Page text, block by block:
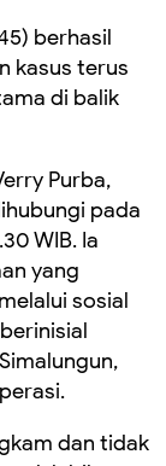
berhasil
kasus terus
di balik
Purba,
pada
WIB. Ia
yang
sosial
dan tidak